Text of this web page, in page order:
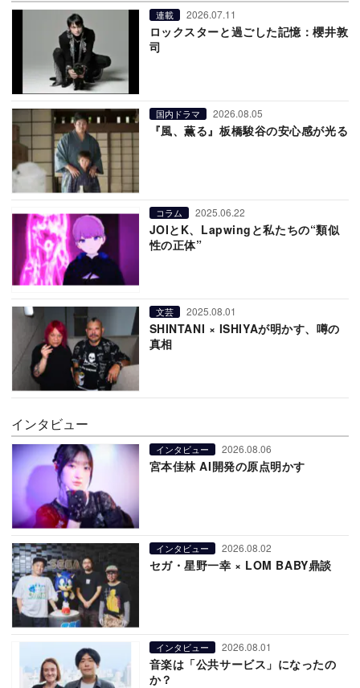
連載 2026.07.11
ロックスターと過ごした記憶：櫻井敦
司
国内ドラマ 2026.08.05
『風、薫る』板橋駿谷の安心感が光る
コラム 2025.06.22
JOIとK、Lapwingと私たちの“類似
性の正体”
文芸 2025.08.01
SHINTANI × ISHIYAが明かす、噂の
真相
インタビュー
インタビュー 2026.08.06
宮本佳林 AI開発の原点明かす
インタビュー 2026.08.02
セガ・星野一幸 × LOM BABY鼎談
インタビュー 2026.08.01
音楽は「公共サービス」になったの
か？